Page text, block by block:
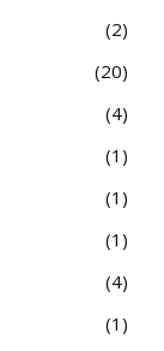
2
20
4
1
1
1
4
1